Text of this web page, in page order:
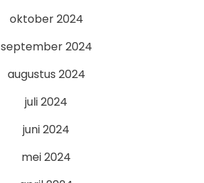
oktober 2024
september 2024
augustus 2024
juli 2024
juni 2024
mei 2024